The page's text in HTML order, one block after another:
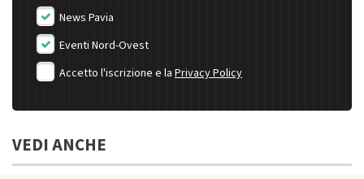
News Pavia
Eventi Nord-Ovest
Accetto l'iscrizione e la Privacy Policy
VEDI ANCHE